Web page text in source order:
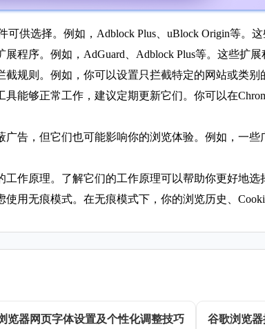
供选择。例如，Adblock Plus、uBlock Origin等。
程序。例如，AdGuard、Adblock Plus等。这些扩
规则。例如，你可以设置只拦截特定的网站或类别
能够正常工作，建议定期更新它们。你可以在
告，但它们也可能影响你的浏览体验。例如，一
作原理。了解它们的工作原理可以帮助你更好地选
用无痕模式。在无痕模式下，你的浏览历史、
览器网页字体设置及个性化调整技巧 谷歌浏览